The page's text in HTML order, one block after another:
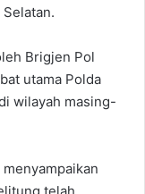
Brigjen Pol
utama Polda
wilayah masing-